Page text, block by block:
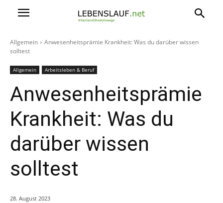
Allgemein
Anwesenheitsprämie Krankheit: Was du darüber wissen
solltest
Allgemein Arbeitsleben & Beruf
Anwesenheitsprämie
Krankheit: Was du
darüber wissen
solltest
28. August 2023